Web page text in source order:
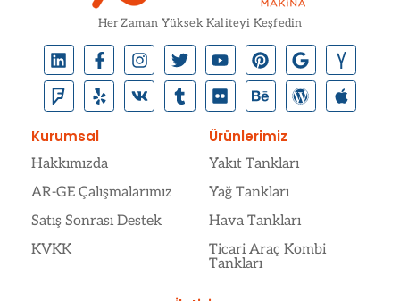
Her Zaman Yüksek Kaliteyi Keşfedin
Kurumsal
Hakkımızda
AR-GE Çalışmalarımız
Satış Sonrası Destek
KVKK
Ürünlerimiz
Yakıt Tankları
Yağ Tankları
Hava Tankları
Ticari Araç Kombi
Tankları